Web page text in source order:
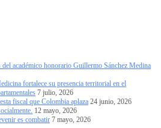
académico honorario Guillermo Sánchez Medina
fortalece su presencia territorial en el
7 julio, 2026
fiscal que Colombia aplaza 24 junio, 2026
12 mayo, 2026
es combatir 7 mayo, 2026